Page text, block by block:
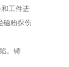
工件进
磁粉探伤
。铸